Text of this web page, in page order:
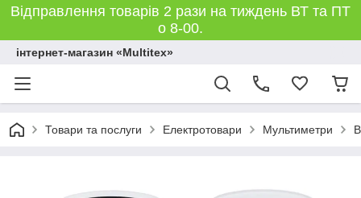
Відправлення товарів 2 рази на тиждень ВТ та ПТ
о 8-00.
інтернет-магазин «Multitex»
Товари та послуги Електротовари Мультиметри